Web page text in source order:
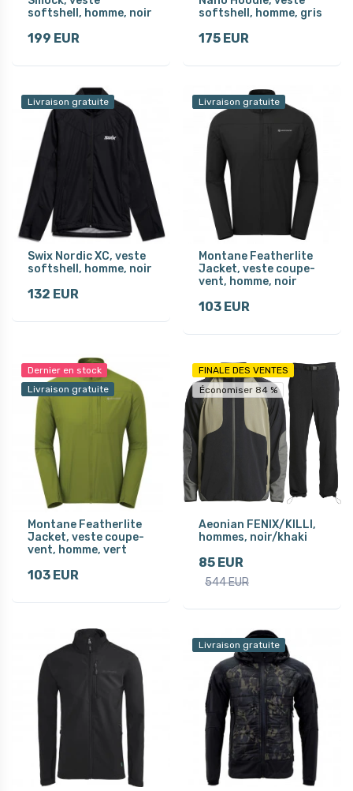
softshell, homme, noir
199 EUR
softshell, homme, gris
175 EUR
Livraison gratuite
Swix Nordic XC, veste
softshell, homme, noir
132 EUR
Livraison gratuite
Montane Featherlite
Jacket, veste coupe-
vent, homme, noir
103 EUR
Dernier en stock
Livraison gratuite
Montane Featherlite
Jacket, veste coupe-
vent, homme, vert
103 EUR
FINALE DES VENTES
Économiser 84 %
Aeonian FENIX/KILLI,
hommes, noir/khaki
85 EUR
544 EUR
Livraison gratuite